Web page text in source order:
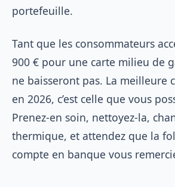
portefeuille.
Tant que les consommateurs
900 € pour une carte milieu de
ne baisseront pas. La meilleure
en 2026, c’est celle que vous
Prenez-en soin, nettoyez-la,
thermique, et attendez que la
compte en banque vous